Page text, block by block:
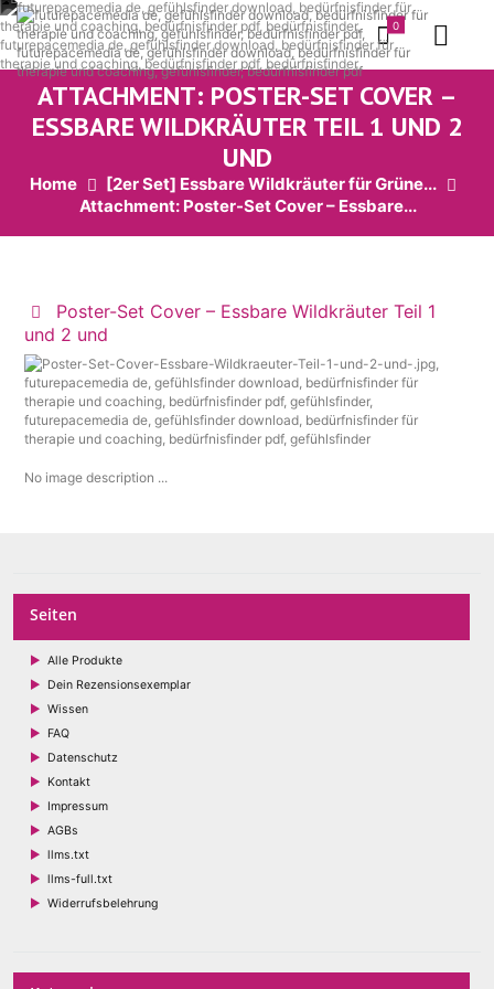
0
ATTACHMENT: POSTER-SET COVER –
ESSBARE WILDKRÄUTER TEIL 1 UND 2
UND
Home
[2er Set] Essbare Wildkräuter für Grüne...
Attachment: Poster-Set Cover – Essbare...
Poster-Set Cover – Essbare Wildkräuter Teil 1
und 2 und
No image description ...
Seiten
Alle Produkte
Dein Rezensionsexemplar
Wissen
FAQ
Datenschutz
Kontakt
Impressum
AGBs
llms.txt
llms-full.txt
Widerrufsbelehrung